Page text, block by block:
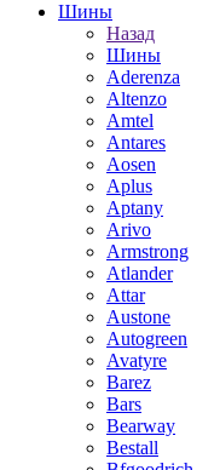
Шины
Назад
Шины
Aderenza
Altenzo
Amtel
Antares
Aosen
Aplus
Aptany
Arivo
Armstrong
Atlander
Attar
Austone
Autogreen
Avatyre
Barez
Bars
Bearway
Bestall